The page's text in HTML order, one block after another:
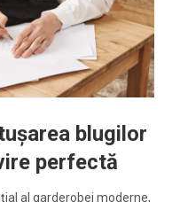
blugilor
perfectă
al garderobei moderne,